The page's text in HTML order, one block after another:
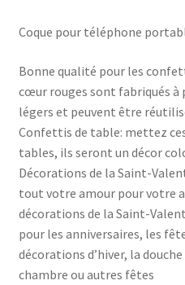
Coque pour téléphone
Bonne qualité pour les
cœur rouges sont fabriqués à
légers et peuvent être
Confettis de table: mettez
tables, ils seront un décor
Décorations de la Saint-
tout votre amour pour votre
décorations de la Saint-
pour les anniversaires, les
décorations d’hiver, la
chambre ou autres fêtes